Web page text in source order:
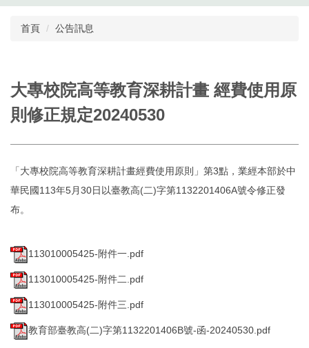
首頁 公告訊息
大專校院高等教育深耕計畫 經費使用原
則修正規定20240530
「大專校院高等教育深耕計畫經費使用原則」第3點，業經本部於中
華民國113年5月30日以臺教高(二)字第1132201406A號令修正發
布。
113010005425-附件一.pdf
113010005425-附件二.pdf
113010005425-附件三.pdf
教育部臺教高(二)字第1132201406B號-函-20240530.pdf